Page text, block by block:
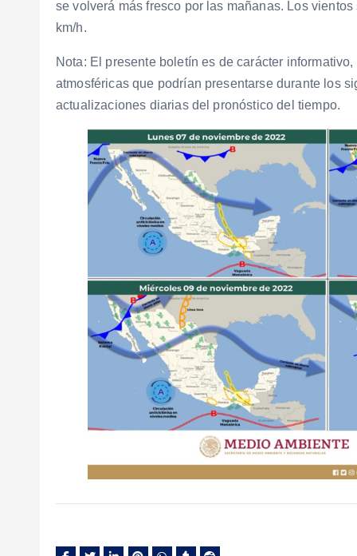
se volverá más fresco por las mañanas. Los
km/h.
Nota: El presente boletín es de carácter
atmosféricas que podrían presentarse durante los
actualizaciones diarias del pronóstico del tiempo.